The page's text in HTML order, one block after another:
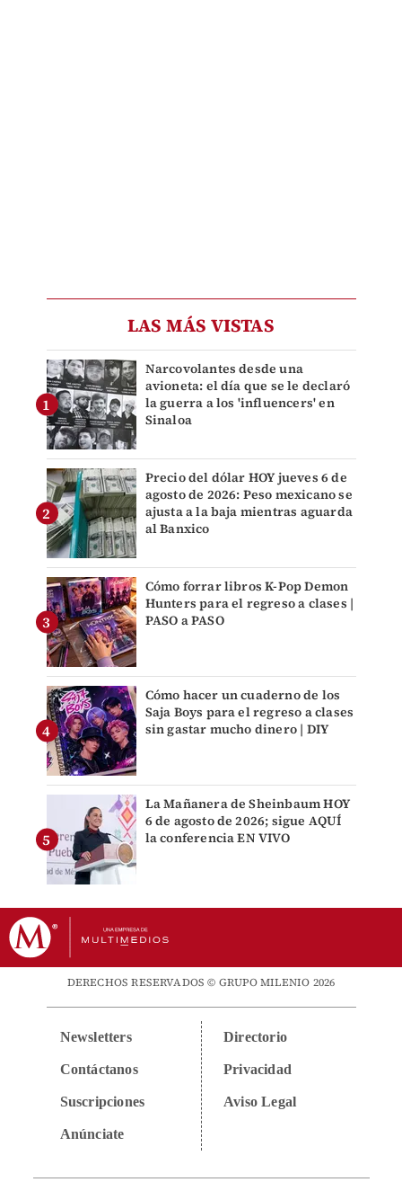
LAS MÁS VISTAS
Narcovolantes desde una
avioneta: el día que se le declaró
la guerra a los 'influencers' en
Sinaloa
Precio del dólar HOY jueves 6 de
agosto de 2026: Peso mexicano se
ajusta a la baja mientras aguarda
al Banxico
Cómo forrar libros K-Pop Demon
Hunters para el regreso a clases |
PASO a PASO
Cómo hacer un cuaderno de los
Saja Boys para el regreso a clases
sin gastar mucho dinero | DIY
La Mañanera de Sheinbaum HOY
6 de agosto de 2026; sigue AQUÍ
la conferencia EN VIVO
DERECHOS RESERVADOS © GRUPO MILENIO 2026
Newsletters
Contáctanos
Suscripciones
Anúnciate
Directorio
Privacidad
Aviso Legal